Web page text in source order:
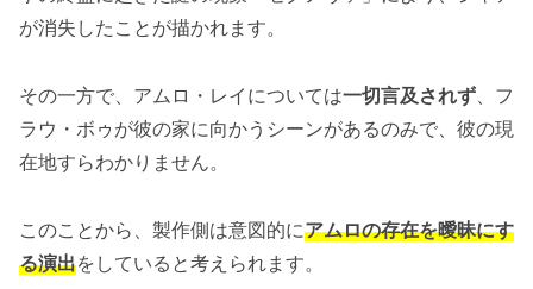
が消失したことが描かれます。
その一方で、アムロ・レイについては一切言及されず 、フ
ラウ・ボゥが彼の家に向かうシーンがあるのみで、彼の現
在地すらわかりません。
このことから、製作側は意図的にアムロの存在を曖昧にす
る演出をしていると考えられます。